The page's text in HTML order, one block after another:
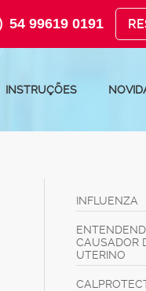
54 99619 0191
INSTRUÇÕES
INFLUENZA
CAUSADOR
UTERINO